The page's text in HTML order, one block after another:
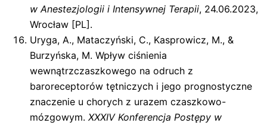
w Anestezjologii i Intensywnej Terapii, 24.06.2023,
Wrocław [PL].
Uryga, A., Mataczyński, C., Kasprowicz, M., &
Burzyńska, M. Wpływ ciśnienia
wewnątrzczaszkowego na odruch z
baroreceptorów tętniczych i jego prognostyczne
znaczenie u chorych z urazem czaszkowo-
mózgowym. XXXIV Konferencja Postępy w